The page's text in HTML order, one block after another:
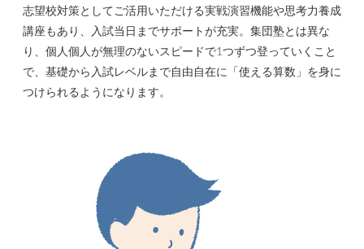
志望校対策としてご活用いただける実戦演習機能や思考力養成
講座もあり、
入試当日までサポートが充実。集団塾とは異な
り、個人個人が無理のないスピードで1つずつ登っていくこと
で、基礎から入試レベルまで自由自在に「使える算数」を身に
つけられるようになります。